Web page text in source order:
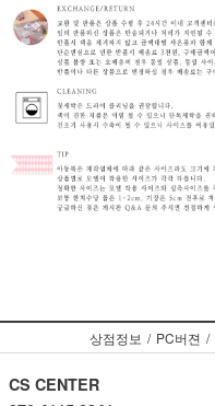
상점정보 / PC버젼 /
CS CENTER